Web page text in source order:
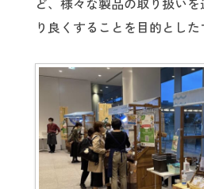
ど、様々な製品の取り扱い
り良くすることを目的とした